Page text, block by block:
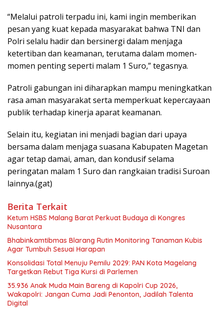
“Melalui patroli terpadu ini, kami ingin memberikan
pesan yang kuat kepada masyarakat bahwa TNI dan
Polri selalu hadir dan bersinergi dalam menjaga
ketertiban dan keamanan, terutama dalam momen-
momen penting seperti malam 1 Suro,” tegasnya.
Patroli gabungan ini diharapkan mampu meningkatkan
rasa aman masyarakat serta memperkuat kepercayaan
publik terhadap kinerja aparat keamanan.
Selain itu, kegiatan ini menjadi bagian dari upaya
bersama dalam menjaga suasana Kabupaten Magetan
agar tetap damai, aman, dan kondusif selama
peringatan malam 1 Suro dan rangkaian tradisi Suroan
lainnya.(gat)
Berita Terkait
Ketum HSBS Malang Barat Perkuat Budaya di Kongres
Nusantara
Bhabinkamtibmas Blarang Rutin Monitoring Tanaman Kubis
Agar Tumbuh Sesuai Harapan
Konsolidasi Total Menuju Pemilu 2029: PAN Kota Magelang
Targetkan Rebut Tiga Kursi di Parlemen
35.936 Anak Muda Main Bareng di Kapolri Cup 2026,
Wakapolri: Jangan Cuma Jadi Penonton, Jadilah Talenta
Digital